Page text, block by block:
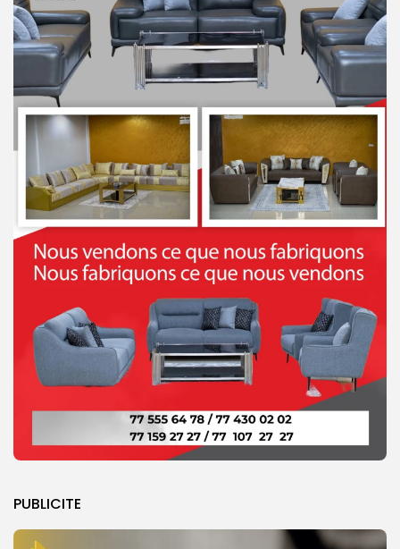
PUBLICITE